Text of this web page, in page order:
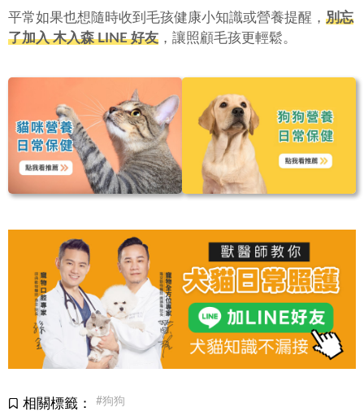
平常如果也想隨時收到毛孩健康小知識或營養提醒， 別忘
了加入 木入森 LINE 好友 ，讓照顧毛孩更輕鬆。
相關標籤： #狗狗